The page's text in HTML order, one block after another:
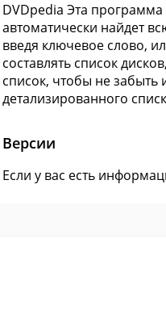
DVDpedia Эта
автоматически найдет
введя ключевое слово,
составлять список
список, чтобы не забыть
детализированного
Версии
Если у вас есть